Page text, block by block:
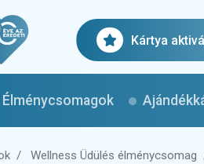
Kártya
Élménycsomagok
Wellness Üdülés élménycsomag